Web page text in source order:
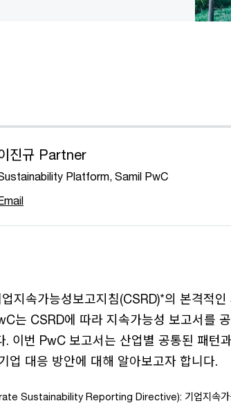
진규 Partner
Platform, Samil PwC
지속가능성보고지침(CSRD)*의 본격적
는 CSRD에 따라 지속가능성 보고서를
. 이번 PwC 보고서는 산업별 공통된 패턴
업 대응 방안에 대해 알아보고자 합니다.
Sustainability Reporting Directive): 기업지속가